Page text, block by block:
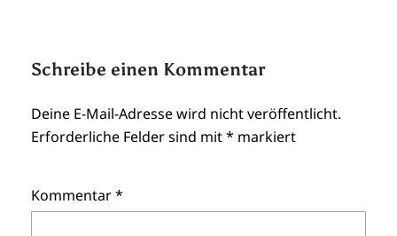
Schreibe einen Kommentar
Deine E-Mail-Adresse wird nicht veröffentlicht.
Erforderliche Felder sind mit* markiert
Kommentar*